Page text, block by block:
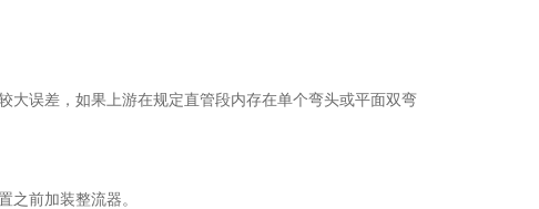
误差，如果上游在规定直管段内存在单个弯头或平面双弯
前加装整流器。